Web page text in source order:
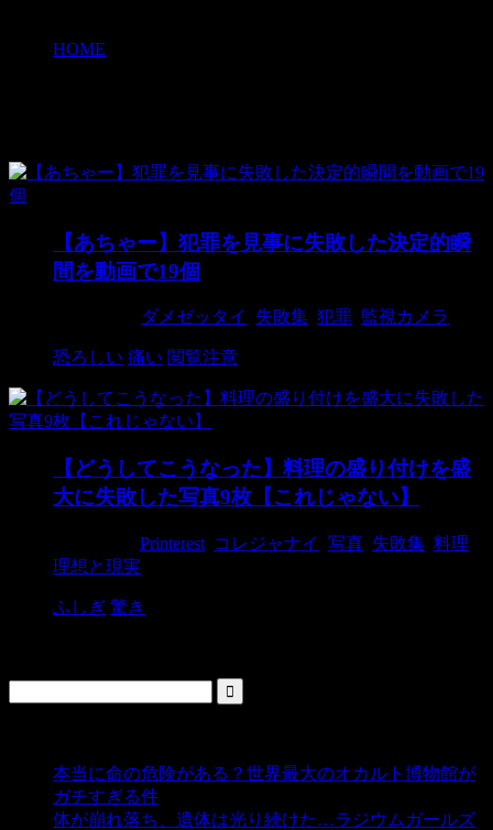
HOME
【あちゃー】犯罪を見事に失敗した決定的瞬
間を動画で19個
ダメゼッタイ 失敗集 犯罪 監視カメラ
恐ろしい 痛い 閲覧注意
【どうしてこうなった】料理の盛り付けを盛
大に失敗した写真9枚【これじゃない】
Printerest コレジャナイ 写真 失敗集 料理
理想と現実
ふしぎ 驚き
本当に命の危険がある？世界最大のオカルト博物館が
ガチすぎる件
体が崩れ落ち、遺体は光り続けた…ラジウムガールズ